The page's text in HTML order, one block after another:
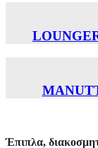
Έπιπλα,